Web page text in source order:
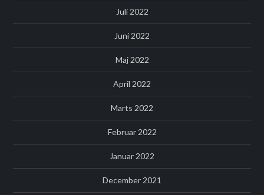
Juli 2022
Juni 2022
Maj 2022
April 2022
Marts 2022
Februar 2022
Januar 2022
December 2021